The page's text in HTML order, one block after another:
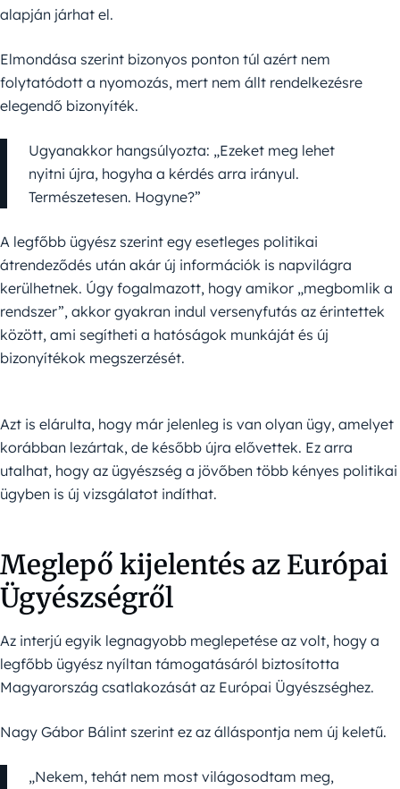
alapján járhat el.
Elmondása szerint bizonyos ponton túl azért nem
folytatódott a nyomozás, mert nem állt rendelkezésre
elegendő bizonyíték.
Ugyanakkor hangsúlyozta: „Ezeket meg lehet
nyitni újra, hogyha a kérdés arra irányul.
Természetesen. Hogyne?”
A legfőbb ügyész szerint egy esetleges politikai
átrendeződés után akár új információk is napvilágra
kerülhetnek. Úgy fogalmazott, hogy amikor „megbomlik a
rendszer”, akkor gyakran indul versenyfutás az érintettek
között, ami segítheti a hatóságok munkáját és új
bizonyítékok megszerzését.
Azt is elárulta, hogy már jelenleg is van olyan ügy, amelyet
korábban lezártak, de később újra elővettek. Ez arra
utalhat, hogy az ügyészség a jövőben több kényes politikai
ügyben is új vizsgálatot indíthat.
Meglepő kijelentés az Európai
Ügyészségről
Az interjú egyik legnagyobb meglepetése az volt, hogy a
legfőbb ügyész nyíltan támogatásáról biztosította
Magyarország csatlakozását az Európai Ügyészséghez.
Nagy Gábor Bálint szerint ez az álláspontja nem új keletű.
„Nekem, tehát nem most világosodtam meg,